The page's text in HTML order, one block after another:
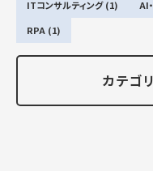
ITコンサルティング (1)
AI
RPA (1)
カテゴ